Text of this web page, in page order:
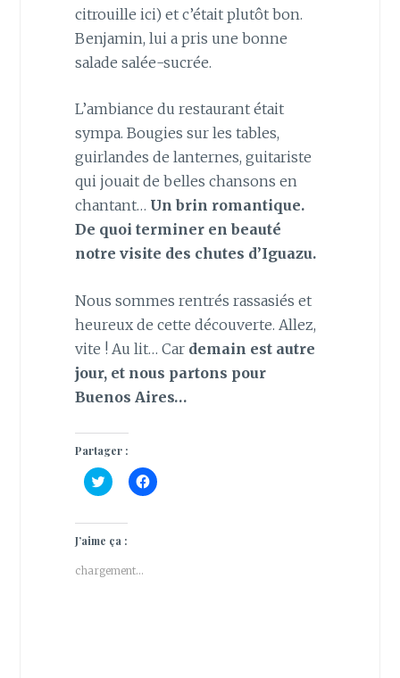
citrouille ici) et c’était plutôt bon.
Benjamin, lui a pris une bonne
salade salée-sucrée.
L’ambiance du restaurant était
sympa. Bougies sur les tables,
guirlandes de lanternes, guitariste
qui jouait de belles chansons en
chantant… Un brin romantique.
De quoi terminer en beauté
notre visite des chutes d’Iguazu.
Nous sommes rentrés rassasiés et
heureux de cette découverte. Allez,
vite ! Au lit… Car demain est autre
jour, et nous partons pour
Buenos Aires…
Partager :
C
l
u
e
z
o
C
l
J’aime ça :
chargement…